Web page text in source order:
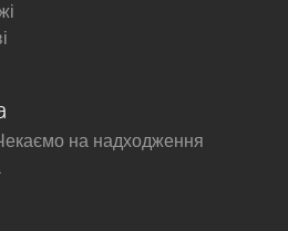
на надходження